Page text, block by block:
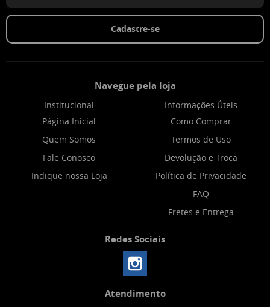
Cadastre-se
Navegue pela loja
Institucional
Página Inicial
Quem Somos
Fale Conosco
Indique nossa Loja
Informações Úteis
Como Comprar
Termos de Uso
Devolução e Troca
Política de Privacidade
FAQ
Fretes e Entrega
Redes Sociais
Atendimento